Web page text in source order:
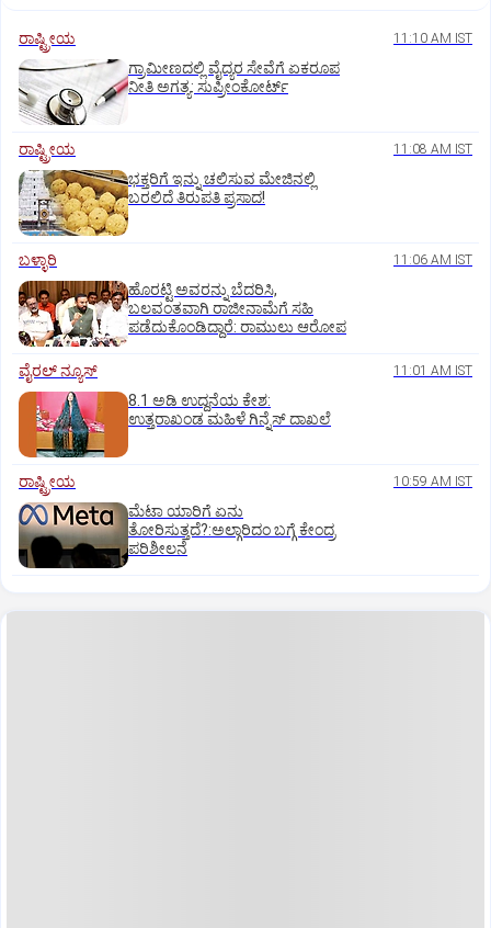
ರಾಷ್ಟ್ರೀಯ 11:10 AM IST
ಗ್ರಾಮೀಣದಲ್ಲಿ ವೈದ್ಯರ ಸೇವೆಗೆ ಏಕರೂಪ
ನೀತಿ ಅಗತ್ಯ: ಸುಪ್ರೀಂಕೋರ್ಟ್‌
ರಾಷ್ಟ್ರೀಯ 11:08 AM IST
ಭಕ್ತರಿಗೆ ಇನ್ನು ಚಲಿಸುವ ಮೇಜಿನಲ್ಲಿ
ಬರಲಿದೆ ತಿರುಪತಿ ಪ್ರಸಾದ!
ಬಳ್ಳಾರಿ 11:06 AM IST
ಹೊರಟ್ಟಿ ಅವರನ್ನು ಬೆದರಿಸಿ,
ಬಲವಂತವಾಗಿ ರಾಜೀನಾಮೆಗೆ ಸಹಿ
ಪಡೆದುಕೊಂಡಿದ್ದಾರೆ: ರಾಮುಲು ಆರೋಪ
ವೈರಲ್ ನ್ಯೂಸ್ 11:01 AM IST
8.1 ಅಡಿ ಉದ್ದನೆಯ ಕೇಶ:
ಉತ್ತರಾಖಂಡ ಮಹಿಳೆ ಗಿನ್ನೆಸ್‌ ದಾಖಲೆ
ರಾಷ್ಟ್ರೀಯ 10:59 AM IST
ಮೆಟಾ ಯಾರಿಗೆ ಏನು
ತೋರಿಸುತ್ತದೆ?:ಅಲ್ಗಾರಿದಂ ಬಗ್ಗೆ ಕೇಂದ್ರ
ಪರಿಶೀಲನೆ